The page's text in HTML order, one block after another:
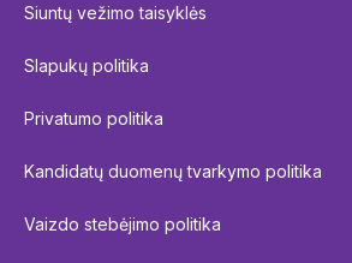
Siuntų vežimo taisyklės
Slapukų politika
Privatumo politika
Kandidatų duomenų tvarkymo politika
Vaizdo stebėjimo politika